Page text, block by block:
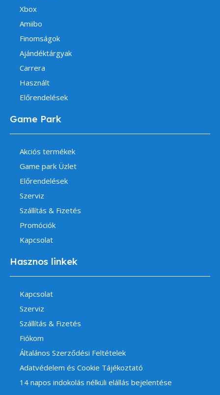
Xbox
Amiibo
Finomságok
Ajándéktárgyak
Carrera
Használt
Előrendelések
Game Park
Akciós termékek
Game park Üzlet
Előrendelések
Szerviz
Szállítás & Fizetés
Promóciók
Kapcsolat
Hasznos linkek
Kapcsolat
Szerviz
Szállítás & Fizetés
Fiókom
Általános Szerződési Feltételek
Adatvédelem és Cookie Tájékoztató
14 napos indokolás nélküli elállás bejelentése